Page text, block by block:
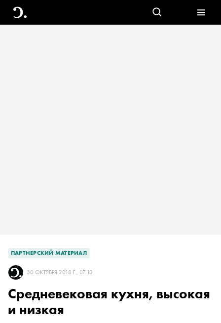
ПАРТНЕРСКИЙ МАТЕРИАЛ
30 ОКТЯБРЯ 2018 Г., 07:13
Средневековая кухня, высокая
и низкая